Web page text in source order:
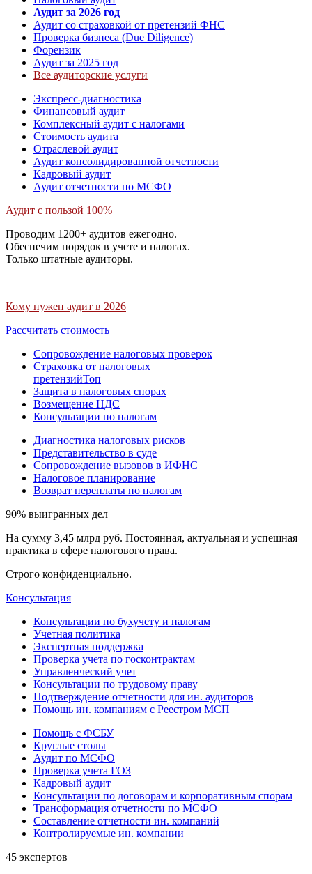
Аудит за 2026 год
Аудит со страховкой от претензий ФНС
Проверка бизнеса (Due Diligence)
Форензик
Аудит за 2025 год
Все аудиторские услуги
Экспресс-диагностика
Финансовый аудит
Комплексный аудит с налогами
Стоимость аудита
Отраслевой аудит
Аудит консолидированной отчетности
Кадровый аудит
Аудит отчетности по МСФО
Аудит с пользой 100%
Проводим 1200+ аудитов ежегодно.
Обеспечим порядок в учете и налогах.
Только штатные аудиторы.
Кому нужен аудит в 2026
Рассчитать стоимость
Сопровождение налоговых проверок
Страховка от налоговых
претензийТоп
Защита в налоговых спорах
Возмещение НДС
Консультации по налогам
Диагностика налоговых рисков
Представительство в суде
Сопровождение вызовов в ИФНС
Налоговое планирование
Возврат переплаты по налогам
90% выигранных дел
На сумму 3,45 млрд руб. Постоянная, актуальная и успешная
практика в сфере налогового права.
Строго конфиденциально.
Консультация
Консультации по бухучету и налогам
Учетная политика
Экспертная поддержка
Проверка учета по госконтрактам
Управленческий учет
Консультации по трудовому праву
Подтверждение отчетности для ин. аудиторов
Помощь ин. компаниям с Реестром МСП
Помощь с ФСБУ
Круглые столы
Аудит по МСФО
Проверка учета ГОЗ
Кадровый аудит
Консультации по договорам и корпоративным спорам
Трансформация отчетности по МСФО
Составление отчетности ин. компаний
Контролируемые ин. компании
45 экспертов